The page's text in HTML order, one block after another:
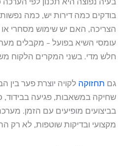
בודקים כמה דירות יש, כמה
הצריכה, האם יש שימוש מסחרי או
עומסי השיא בפועל – מקבלים
חלש מדי. בשני המקרים הלקוח
גם תחזוקה לקויה יוצרת פער בין
שחיקה במשאבות, פגיעה בבידוד,
בביצועים מופיעים עם הזמן.
מקצועי ובדיקות שוטפות, לא רק